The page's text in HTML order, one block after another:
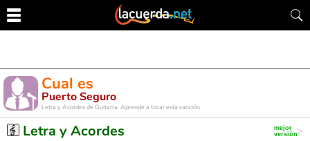
Cual es
Puerto Seguro
Letra y Acordes de Guitarra. Aprende a tocar esta canción
Letra y Acordes